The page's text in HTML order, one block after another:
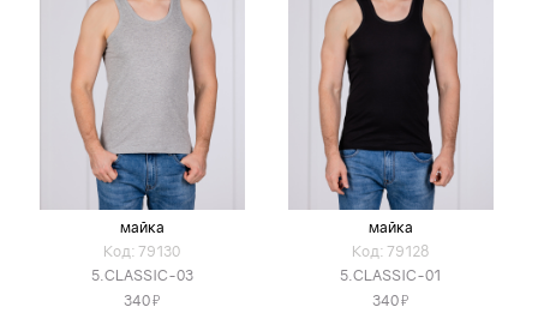
майка
Код: 79130
5.CLASSIC-03
340Я
майка
Код: 79128
5.CLASSIC-01
340Я